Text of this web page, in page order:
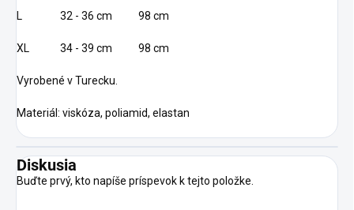
L 32 - 36 cm 98 cm
XL 34 - 39 cm 98 cm
Vyrobené v Turecku.
Materiál: viskóza, poliamid, elastan
Diskusia
Buďte prvý, kto napíše príspevok k tejto položke.